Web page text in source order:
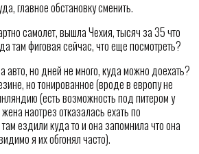
главное обстановку сменить.
самолет, вышла Чехия, тысяч за 35 что
там фиговая сейчас, что еще посмотреть?
авто, но дней не много, куда можно доехать?
но тонированное (вроде в европу не
(есть возможность под питером у
наотрез отказалась ехать по
ездили куда то и она запомнила что она
я их обгонял часто).